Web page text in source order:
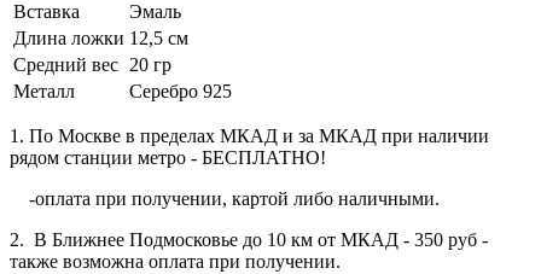
Вставка
Эмаль
Длина ложки 12,5 см
Средний вес 20 гр
Металл
Серебро 925
1. По Москве в пределах МКАД и за МКАД при наличии
рядом станции метро - БЕСПЛАТНО!
-оплата при получении, картой либо наличными.
2. В Ближнее Подмосковье до 10 км от МКАД - 350 руб -
также возможна оплата при получении.